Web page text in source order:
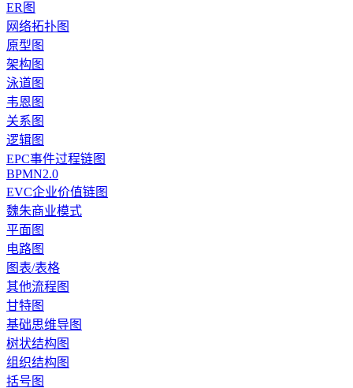
ER图
网络拓扑图
原型图
架构图
泳道图
韦恩图
关系图
逻辑图
EPC事件过程链图
BPMN2.0
EVC企业价值链图
魏朱商业模式
平面图
电路图
图表/表格
其他流程图
甘特图
基础思维导图
树状结构图
组织结构图
括号图